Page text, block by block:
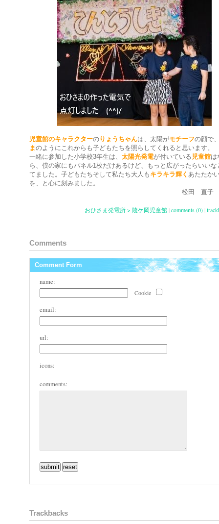
児童館のキャラクターのりょうちゃんは、太陽がモチーフの顔で
まのようにこれからも子どもたちを照らしてくれると思います。
一緒に参加した小学校3年生は、 太陽光発電が付いている 児童館は
ら、僕の家にもパネル1枚だけあるけど、もっと広がったらいいな
てました。子どもたちそして私たち大人も キラキラ輝く あたたか
を、と心に刻みました。
松田 直子
おひさま発電所 > 陵ケ岡児童館 |comments (0) |
Comments
Comment Form
name:
Cookie
email:
url:
icons:
comments:
Trackbacks